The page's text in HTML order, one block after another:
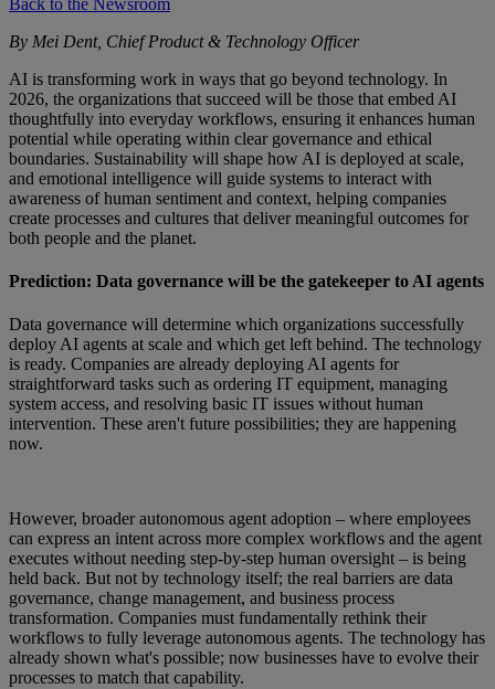
By Mei Dent, Chief Product & Technology Officer
AI is transforming work in ways that go beyond technology. In
2026, the organizations that succeed will be those that embed AI
thoughtfully into everyday workflows, ensuring it enhances human
potential while operating within clear governance and ethical
boundaries. Sustainability will shape how AI is deployed at scale,
and emotional intelligence will guide systems to interact with
awareness of human sentiment and context, helping companies
create processes and cultures that deliver meaningful outcomes for
both people and the planet.
Prediction: Data governance will be the gatekeeper to AI agents
Data governance will determine which organizations successfully
deploy AI agents at scale and which get left behind. The technology
is ready. Companies are already deploying AI agents for
straightforward tasks such as ordering IT equipment, managing
system access, and resolving basic IT issues without human
intervention. These aren't future possibilities; they are happening
now.
However, broader autonomous agent adoption – where employees
can express an intent across more complex workflows and the agent
executes without needing step-by-step human oversight – is being
held back. But not by technology itself; the real barriers are data
governance, change management, and business process
transformation. Companies must fundamentally rethink their
workflows to fully leverage autonomous agents. The technology has
already shown what's possible; now businesses have to evolve their
processes to match that capability.